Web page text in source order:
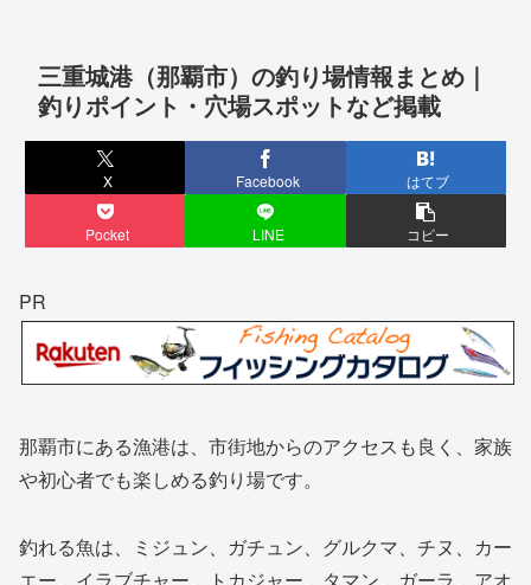
三重城港（那覇市）の釣り場情報まとめ｜
釣りポイント・穴場スポットなど掲載
X Facebook はてブ
Pocket LINE コピー
PR
那覇市にある漁港は、市街地からのアクセスも良く、家族
や初心者でも楽しめる釣り場です。
釣れる魚は、ミジュン、ガチュン、グルクマ、チヌ、カー